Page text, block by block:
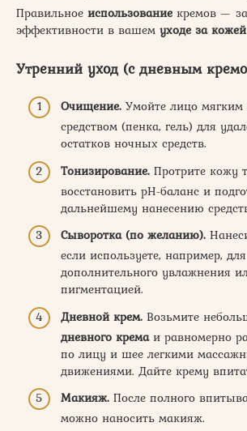
Правильное использование кремов —
эффективности в вашем уходе за
Утренний уход (с дневным
Очищение. Умойте лицо
средством (пенка, гель) для
остатков ночных средств.
Тонизирование. Протрите кожу
восстановить pH-баланс и
дальнейшему нанесению
Сыворотка (по желанию).
если используете, например, для
дополнительного увлажнения
пигментацией.
Дневной крем. Возьмите
дневного кремаи равномерно
по лицу и шее легкими
движениями. Дайте крему
Макияж. После полного
можно наносить макияж.